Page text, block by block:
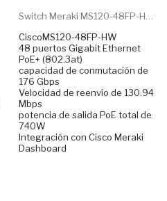
CiscoMS120-48FP-HW
48 puertos Gigabit Ethernet
PoE+ (802.3at)
capacidad de conmutación de
176 Gbps
Velocidad de reenvío de 130.94
Mbps
potencia de salida PoE total de
740W
Integración con Cisco Meraki
Dashboard